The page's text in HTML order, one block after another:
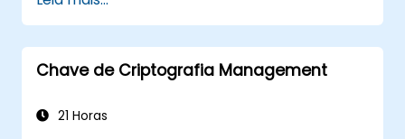
de linguagem natural (NLP) e automação
de processo robótico (RPA), para
melhorar a eficiência, precisão e escopo
da auditoria.
ferramentas de IA, permitindo o
Chave de Criptografia Management
21 Horas